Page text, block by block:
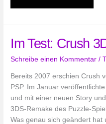
Test:
(Xbox
Im Test: Crush
Schreibe einen Kommentar /
Bereits 2007 erschien Crush
PSP. Im Januar
und mit einer neuen Story
3DS-Remake des Puzzle-
Was genau sich geändert hat